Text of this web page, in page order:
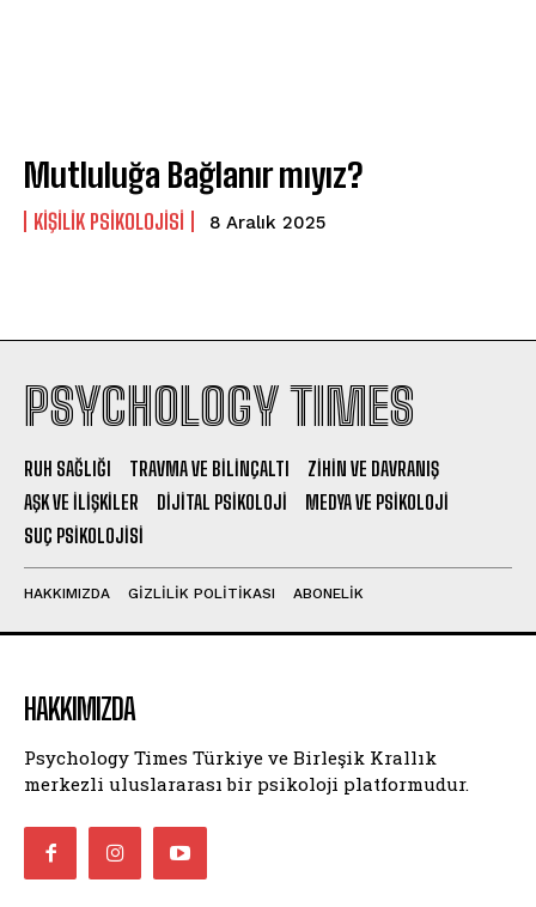
Mutluluğa Bağlanır mıyız?
KIŞILIK PSIKOLOJISI 8 Aralık 2025
PSYCHOLOGY TIMES
RUH SAĞLIĞI TRAVMA VE BILINÇALTI
ZIHIN VE DAVRANIŞ
AŞK VE İLIŞKILER
DIJITAL PSIKOLOJI
MEDYA VE PSIKOLOJI
SUÇ PSIKOLOJISI
HAKKIMIZDA GIZLILIK POLITIKASI ABONELIK
HAKKIMIZDA
Psychology Times Türkiye ve Birleşik Krallık
merkezli uluslararası bir psikoloji platformudur.